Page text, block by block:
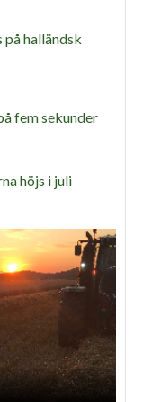
halländsk
fem sekunder
höjs i juli